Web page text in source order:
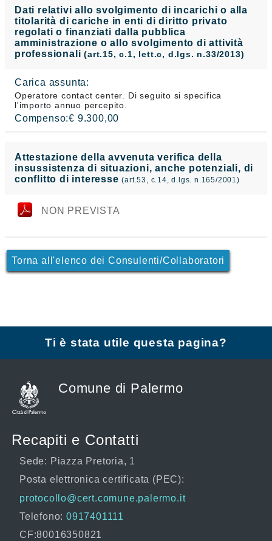
Dati relativi allo svolgimento di incarichi o alla
titolarità di cariche in enti di diritto privato
regolati o finanziati dalla pubblica
amministrazione o allo svolgimento di attività
professionali(art.15, c.1, lett.c, d.lgs. n.33/2013)
Carica assunta:
Operatore contact center. Di seguito si specifica
l'importo annuo percepito.
Compenso:€ 9.300,00
Attestazione della avvenuta verifica della
insussistenza di situazioni, anche potenziali, di
conflitto di interesse(art.53, c.14, d.lgs. n.165/2001)
NON PREVISTA
Torna all'elenco dei Consulenti/Collaboratori
Ti è stata utile questa pagina?
Comune di Palermo
Recapiti e Contatti
Sede: Piazza Pretoria, 1
Posta elettronica certificata (PEC):
protocollo@cert.comune.palermo.it
Telefono: 0917401111
CF:80016350821